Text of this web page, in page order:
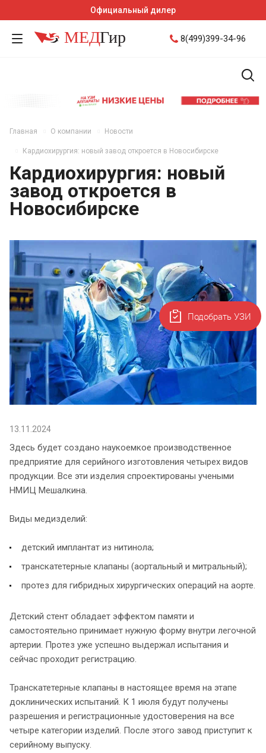
Официальный дилер
8(499)399-34-96
Главная О компании Новости
Кардиохирургия: новый завод откроется в Новосибирске
Кардиохирургия: новый
завод откроется в
Новосибирске
13.11.2024
Здесь будет создано наукоемкое производственное
предприятие для серийного изготовления четырех видов
продукции. Все эти изделия спроектированы учеными
НМИЦ Мешалкина.
Виды медизделий:
детский имплантат из нитинола;
транскатетерные клапаны (аортальный и митральный);
протез для гибридных хирургических операций на аорте.
Детский стент обладает эффектом памяти и
самостоятельно принимает нужную форму внутри легочной
артерии. Протез уже успешно выдержал испытания и
сейчас проходит регистрацию.
Транскатетерные клапаны в настоящее время на этапе
доклинических испытаний. К 1 июля будут получены
разрешения и регистрационные удостоверения на все
четыре категории изделий. После этого завод приступит к
серийному выпуску.
Подобрать УЗИ